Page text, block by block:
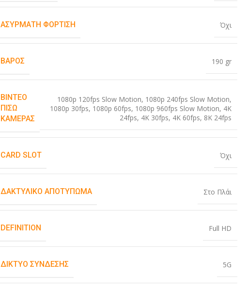
ΑΣΎΡΜΑΤΗ ΦΌΡΤΙΣΗ Όχι
ΒΆΡΟΣ 190 gr
ΒΊΝΤΕΟ
ΠΊΣΩ
ΚΆΜΕΡΑΣ
1080p 120fps Slow Motion, 1080p 240fps Slow Motion,
1080p 30fps, 1080p 60fps, 1080p 960fps Slow Motion, 4K
24fps, 4K 30fps, 4K 60fps, 8K 24fps
CARD SLOT Όχι
ΔΑΚΤΥΛΙΚΌ ΑΠΟΤΎΠΩΜΑ Στο Πλάι
DEFINITION Full HD
ΔΊΚΤΥΟ ΣΎΝΔΕΣΗΣ 5G